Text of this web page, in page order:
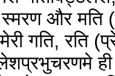
स्मरण और मति
गति, रति
ही